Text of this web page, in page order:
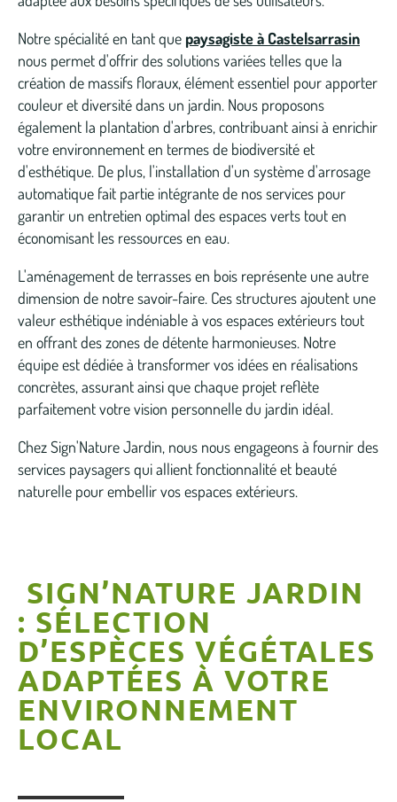
Notre spécialité en tant que paysagiste à Castelsarrasin
nous permet d'offrir des solutions variées telles que la
création de massifs floraux, élément essentiel pour apporter
couleur et diversité dans un jardin. Nous proposons
également la plantation d'arbres, contribuant ainsi à enrichir
votre environnement en termes de biodiversité et
d'esthétique. De plus, l'installation d'un système d'arrosage
automatique fait partie intégrante de nos services pour
garantir un entretien optimal des espaces verts tout en
économisant les ressources en eau.
L'aménagement de terrasses en bois représente une autre
dimension de notre savoir-faire. Ces structures ajoutent une
valeur esthétique indéniable à vos espaces extérieurs tout
en offrant des zones de détente harmonieuses. Notre
équipe est dédiée à transformer vos idées en réalisations
concrètes, assurant ainsi que chaque projet reflète
parfaitement votre vision personnelle du jardin idéal.
Chez Sign'Nature Jardin, nous nous engageons à fournir des
services paysagers qui allient fonctionnalité et beauté
naturelle pour embellir vos espaces extérieurs.
SIGN’NATURE JARDIN
: SÉLECTION
D’ESPÈCES VÉGÉTALES
ADAPTÉES À VOTRE
ENVIRONNEMENT
LOCAL